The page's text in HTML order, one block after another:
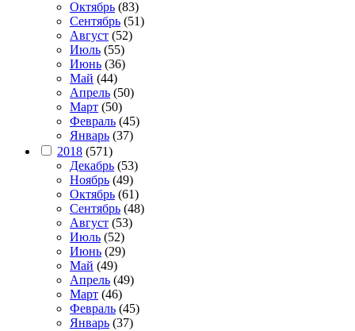
Октябрь (83)
Сентябрь (51)
Август (52)
Июль (55)
Июнь (36)
Май (44)
Апрель (50)
Март (50)
Февраль (45)
Январь (37)
2018 (571)
Декабрь (53)
Ноябрь (49)
Октябрь (61)
Сентябрь (48)
Август (53)
Июль (52)
Июнь (29)
Май (49)
Апрель (49)
Март (46)
Февраль (45)
Январь (37)